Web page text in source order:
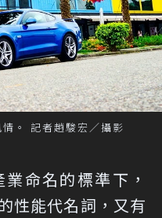
。 記者趙駿宏／攝影
命名的標準下，
性能代名詞，又有